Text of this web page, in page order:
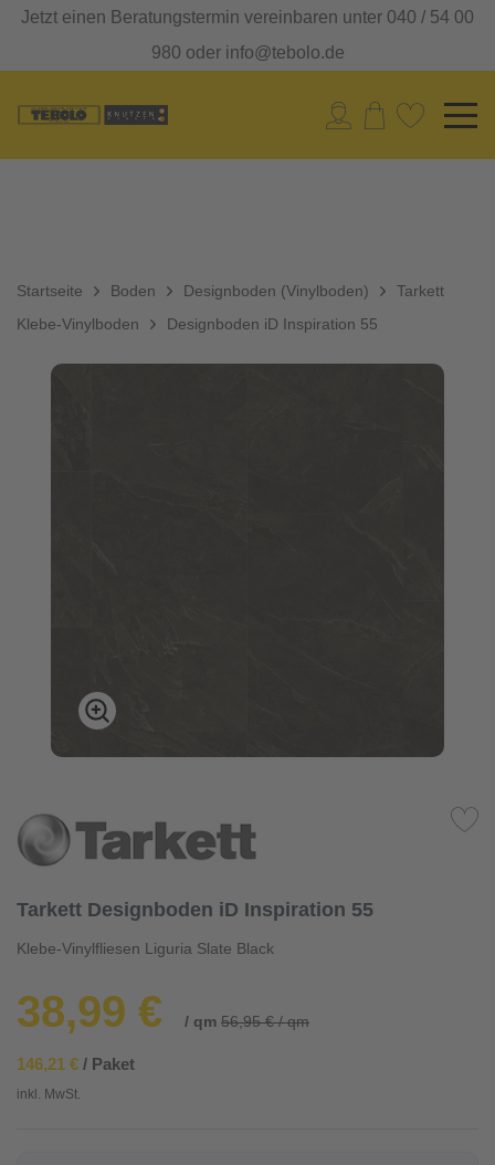
Jetzt einen Beratungstermin vereinbaren unter 040 / 54 00
980 oder info@tebolo.de
Startseite Boden
Designboden (Vinylboden)
Klebe-Vinylboden
Tarkett
Designboden iD Inspiration 55
Tarkett Designboden iD Inspiration 55
Klebe-Vinylfliesen Liguria Slate Black
38,99 € / qm 56,95 € / qm
146,21 € / Paket
inkl. MwSt.